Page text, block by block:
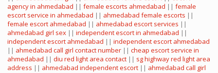
agency in ahmedabad || female escorts ahmedabad || female
escort service in ahmedabad || ahmedabad female escorts ||
female escort ahmedabad || ahmedabad escort services ||
ahmedabad girl sex || independent escort in ahmedabad ||
independent escort ahmedabad || independent escort ahmedabad
|| ahmedabad call girl contact number || cheap escort service in
ahmedabad || diu red light area contact || sg highway red light area
address || ahmedabad independent escort || ahmedabad call girl